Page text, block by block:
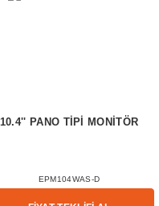
10.4'' PANO TİPİ MONİTÖR
EPM104WAS-D